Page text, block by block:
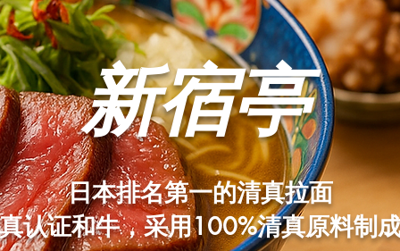
新宿亭
日本排名第一的清真拉面
认证和牛，采用100%清真原料制